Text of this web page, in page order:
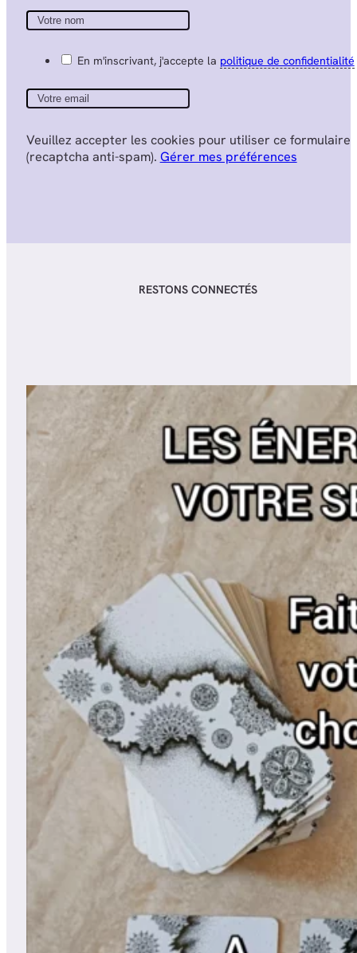
En m'inscrivant, j'accepte la politique de confidentialité
Veuillez accepter les cookies pour utiliser ce formulaire
(recaptcha anti-spam). Gérer mes préférences
RESTONS CONNECTÉS